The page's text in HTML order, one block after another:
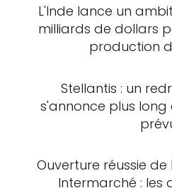
L'Inde lance un
milliards de dollars
production
Stellantis : un
s'annonce plus
Ouverture réussie
Intermarché : les